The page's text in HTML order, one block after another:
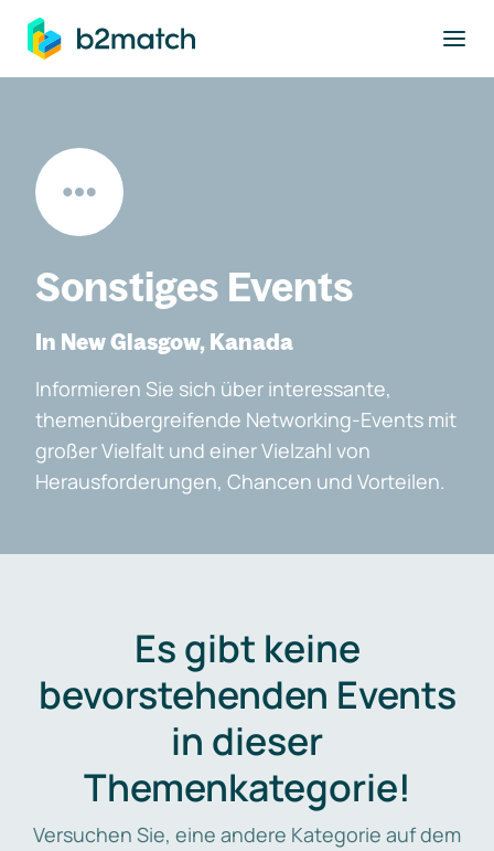
springen
Sonstiges Events
In New Glasgow, Kanada
Informieren Sie sich über interessante,
themenübergreifende Networking-Events mit
großer Vielfalt und einer Vielzahl von
Herausforderungen, Chancen und Vorteilen.
Es gibt keine
bevorstehenden Events
in dieser
Themenkategorie!
Versuchen Sie, eine andere Kategorie auf dem